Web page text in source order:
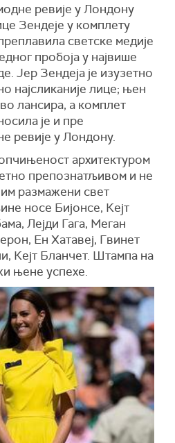
ревије у Лондону
Зендеје у комплету
светске медије
пробоја у највише
Јер Зендеја је изузетно
најсликаније лице; њен
лансира, а комплет
је и пре
ревије у Лондону.
архитектуром
препознатљивом и не
размажени свет
носе Бијонсе, Кејт
Лејди Гага, Меган
Ен Хатавеј, Гвинет
Кејт Бланчет. Штампа на
њене успехе.